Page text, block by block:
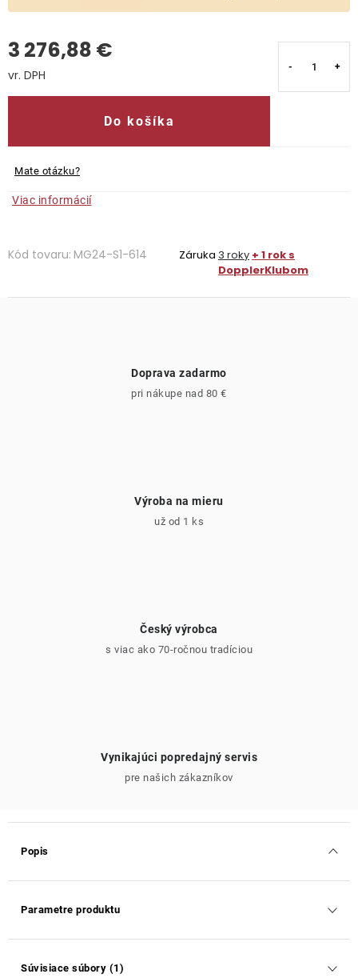
Kontakty
3 276,88 €
Do košíka
Mate otázku?
Viac informácií
Kód tovaru: MG24-S1-614 Záruka 3 roky + 1 rok s
DopplerKlubom
Doprava zadarmo
pri nákupe nad 80 €
Výroba na mieru
už od 1 ks
Český výrobca
s viac ako 70-ročnou tradíciou
Vynikajúci popredajný servis
pre našich zákazníkov
Popis
Parametre produktu
Súvisiace súbory (1)